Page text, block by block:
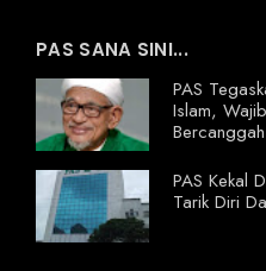
PAS SANA SINI...
PAS
Islam,
PAS Kekal
Tarik Diri